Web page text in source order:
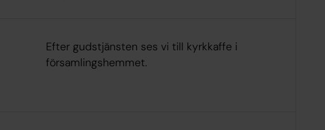
Efter gudstjänsten ses vi till kyrkkaffe i
församlingshemmet.